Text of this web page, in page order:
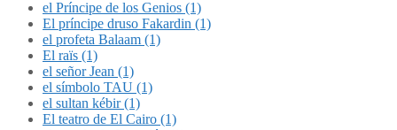
el Príncipe de los Genios (1)
El príncipe druso Fakardin (1)
el profeta Balaam (1)
El raïs (1)
el señor Jean (1)
el símbolo TAU (1)
el sultan kébir (1)
El teatro de El Cairo (1)